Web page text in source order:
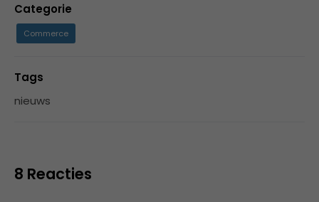
Categorie
Commerce
Tags
nieuws
8 Reacties